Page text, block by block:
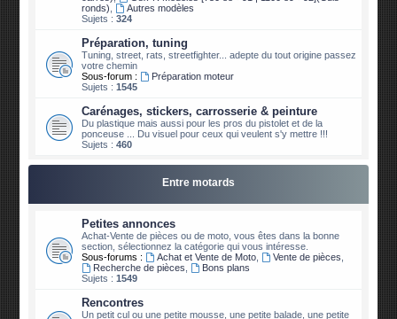
ronds)
Autres modèles
Sujets :324
Préparation, tuning
Tuning, street, rats, streetfighter... adepte du tout origine passez
votre chemin
Sous-forum :
Préparation moteur
Sujets :1545
Carénages, stickers, carrosserie & peinture
Du plastique mais aussi pour les pros du pistolet et de la
ponceuse ... Du visuel pour ceux qui veulent s'y mettre !!!
Sujets :460
Entre motards
Petites annonces
Achat-Vente de pièces ou de moto, vous êtes dans la bonne
section, sélectionnez la catégorie qui vous intéresse.
Sous-forums :
Achat et Vente de Moto Vente de pièces
Recherche de pièces
Bons plans
Sujets :1549
Rencontres
Un petit cul ou une petite mousse, une petite balade, une petite